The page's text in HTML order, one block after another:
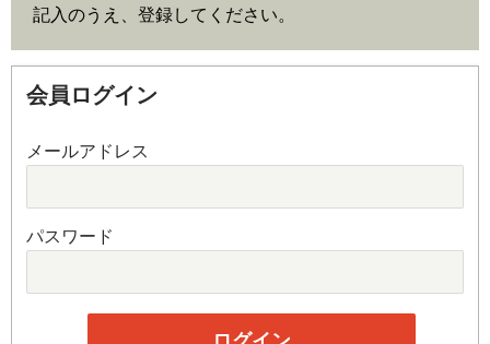
記入のうえ、登録してください。
会員ログイン
メールアドレス
パスワード